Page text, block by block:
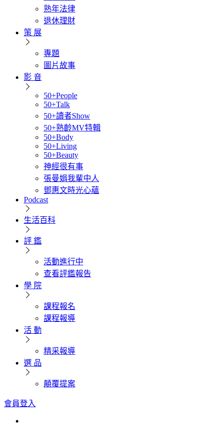
熟年法律
退休理財
策 展
專題
圖片故事
影 音
50+People
50+Talk
50+讀者Show
50+熟齡MV特輯
50+Body
50+Living
50+Beauty
神經很有事
張曼娟我輩中人
鄧惠文時光心蘊
Podcast
生活百科
評 鑑
活動進行中
查看評鑑報告
學 院
課程報名
課程報導
活 動
精采報導
選 品
顛覆提案
會員登入